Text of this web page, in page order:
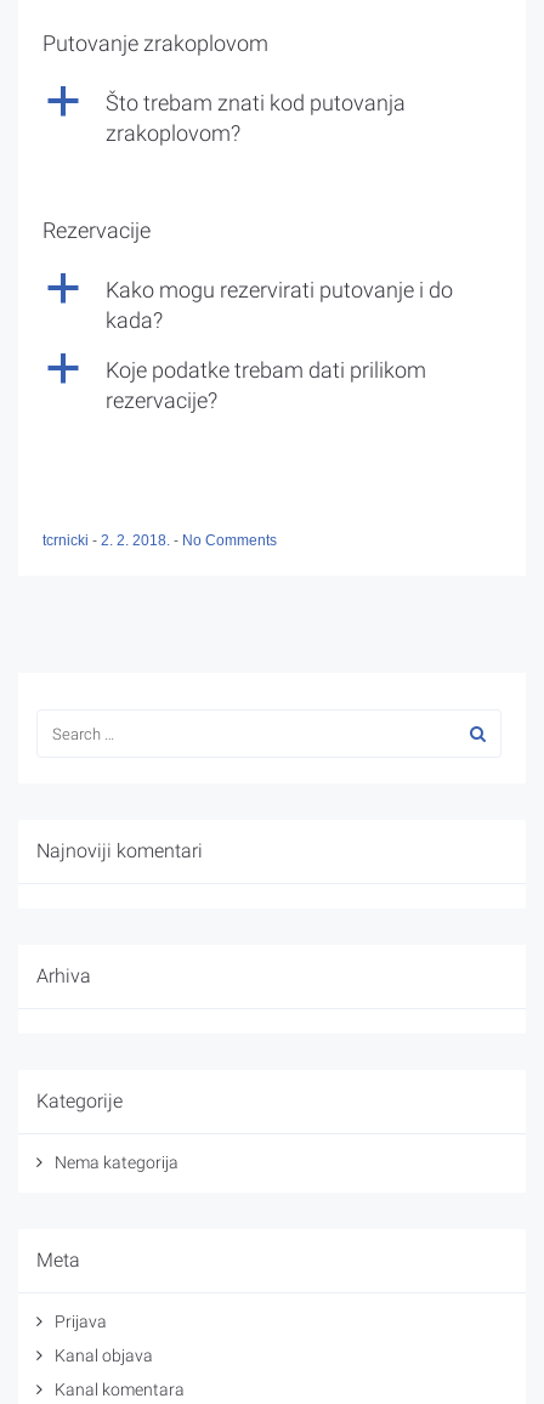
Putovanje zrakoplovom
a
Što trebam znati kod putovanja
zrakoplovom?
Rezervacije
a
Kako mogu rezervirati putovanje i do
kada?
a
Koje podatke trebam dati prilikom
rezervacije?
tcrnicki - 2. 2. 2018. - No Comments
Najnoviji komentari
Arhiva
Kategorije
Nema kategorija
Meta
Prijava
Kanal objava
Kanal komentara